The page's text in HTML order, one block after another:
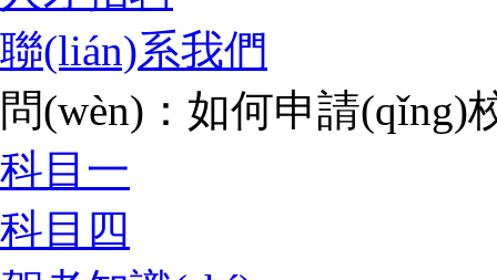
聯(lián)系我們
問(wèn)：如何申請(qǐng)
科目一
科目四